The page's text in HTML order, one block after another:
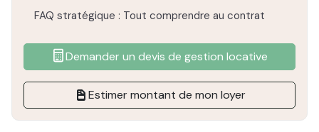
FAQ stratégique : Tout comprendre au contrat
Demander un devis de gestion locative
Estimer montant de mon loyer